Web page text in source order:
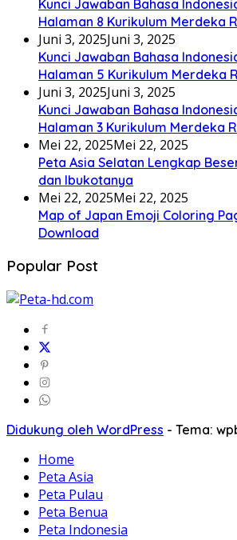
Kunci Jawaban Bahasa
Halaman 8 Kurikulum Merdeka
Juni 3, 2025Juni 3, 2025
Kunci Jawaban Bahasa
Halaman 5 Kurikulum Merdeka
Juni 3, 2025Juni 3, 2025
Kunci Jawaban Bahasa
Halaman 3 Kurikulum Merdeka
Mei 22, 2025Mei 22, 2025
Peta Asia Selatan Lengkap
dan Ibukotanya
Mei 22, 2025Mei 22, 2025
Map of Japan Emoji Coloring
Download
Popular Post
Didukung oleh WordPress - Tema:
Home
Peta Asia
Peta Pulau
Peta Benua
Peta Indonesia